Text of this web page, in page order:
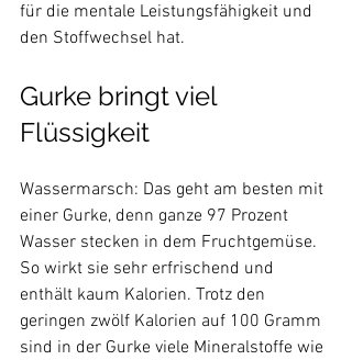
für die mentale Leistungsfähigkeit und
Gurke bringt viel
Flüssigkeit
Wassermarsch: Das geht am besten mit
einer Gurke, denn ganze 97 Prozent
Wasser stecken in dem Fruchtgemüse.
So wirkt sie sehr erfrischend und
enthält kaum Kalorien. Trotz den
geringen zwölf Kalorien auf 100 Gramm
sind in der Gurke viele Mineralstoffe wie